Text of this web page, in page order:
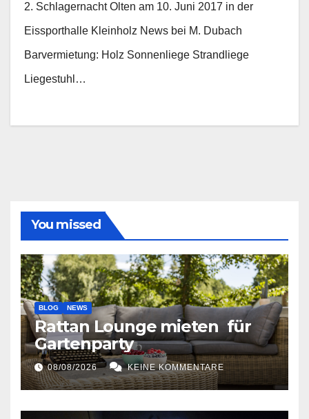
2. Schlagernacht Olten am 10. Juni 2017 in der
Eissporthalle Kleinholz News bei M. Dubach
Barvermietung: Holz Sonnenliege Strandliege
Liegestuhl…
You missed
BLOG NEWS
Rattan Lounge mieten für
Gartenparty
08/08/2026 KEINE KOMMENTARE